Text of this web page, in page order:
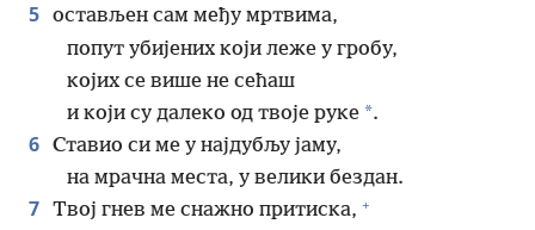
5 остављен сам међу мртвима,
попут убијених који леже у гробу,
којих се више не сећаш
и који су далеко од твоје руке *.
6 Ставио си ме у најдубљу јаму,
на мрачна места, у велики бездан.
7 Твој гнев ме снажно притиска, +